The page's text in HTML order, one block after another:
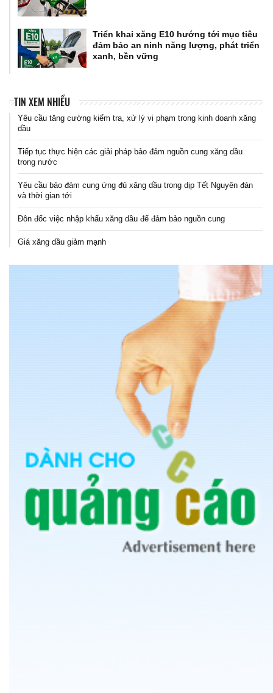
Triển khai xăng E10 hướng tới mục tiêu
đảm bảo an ninh năng lượng, phát triển
xanh, bền vững
TIN XEM NHIỀU
Yêu cầu tăng cường kiểm tra, xử lý vi phạm trong kinh doanh xăng
dầu
Tiếp tục thực hiện các giải pháp bảo đảm nguồn cung xăng dầu
trong nước
Yêu cầu bảo đảm cung ứng đủ xăng dầu trong dịp Tết Nguyên đán
và thời gian tới
Đôn đốc việc nhập khẩu xăng dầu để đảm bảo nguồn cung
Giá xăng dầu giảm mạnh